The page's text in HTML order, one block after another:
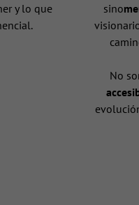
y lo que
sino
No